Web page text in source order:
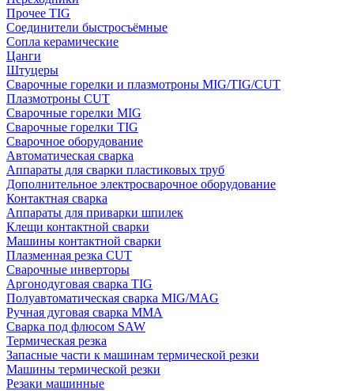
Прочее TIG
Соединители быстросъёмные
Сопла керамические
Цанги
Штуцеры
Сварочные горелки и плазмотроны MIG/TIG/CUT
Плазмотроны CUT
Сварочные горелки MIG
Сварочные горелки TIG
Сварочное оборудование
Автоматическая сварка
Аппараты для сварки пластиковых труб
Дополнительное электросварочное оборудование
Контактная сварка
Аппараты для приварки шпилек
Клещи контактной сварки
Машины контактной сварки
Плазменная резка CUT
Сварочные инверторы
Аргонодуговая сварка TIG
Полуавтоматическая сварка MIG/MAG
Ручная дуговая сварка MMA
Сварка под флюсом SAW
Термическая резка
Запасные части к машинам термической резки
Машины термической резки
Резаки машинные